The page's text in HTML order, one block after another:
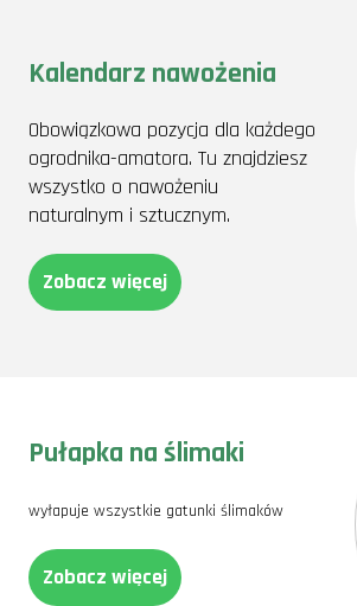
Kalendarz nawożenia
Obowiązkowa pozycja dla każdego
ogrodnika-amatora. Tu znajdziesz
wszystko o nawożeniu
naturalnym i sztucznym.
Zobacz więcej
Pułapka na ślimaki
wyłapuje wszystkie gatunki ślimaków
Zobacz więcej